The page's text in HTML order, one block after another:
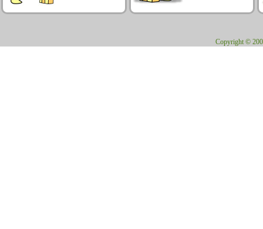
Copyright ©